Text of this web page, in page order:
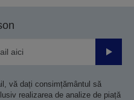
vă dați consimțământul să
realizarea de analize de piață